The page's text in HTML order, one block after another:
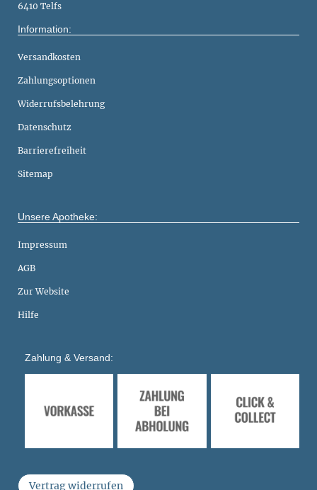
6410 Telfs
Information:
Versandkosten
Zahlungsoptionen
Widerrufsbelehrung
Datenschutz
Barrierefreiheit
Sitemap
Unsere Apotheke:
Impressum
AGB
Zur Website
Hilfe
Zahlung & Versand:
Vertrag widerrufen